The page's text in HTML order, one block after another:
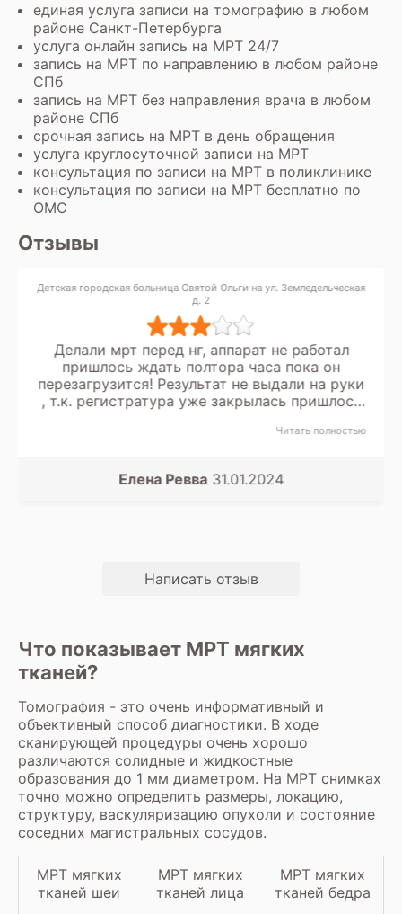
единая услуга записи на томографию в любом
районе Санкт-Петербурга
услуга онлайн запись на МРТ 24/7
запись на МРТ по направлению в любом районе
СПб
запись на МРТ без направления врача в любом
районе СПб
срочная запись на МРТ в день обращения
услуга круглосуточной записи на МРТ
консультация по записи на МРТ в поликлинике
консультация по записи на МРТ бесплатно по
ОМС
Отзывы
Детская городская больница Святой Ольги на ул. Земледельческая
д. 2
Делали мрт перед нг, аппарат не работал
пришлось ждать полтора часа пока он
перезагрузится! Результат не выдали на руки
, т.к. регистратура уже закрылась пришлось
когда же работники соизволят прийти, потом
оформить карту. Но вроде разобрались, но
эта вся бюрократия очень растраивает
Читать полностью
Елена Ревва 31.01.2024
Написать отзыв
Что показывает МРТ мягких
тканей?
Томография - это очень информативный и
объективный способ диагностики. В ходе
сканирующей процедуры очень хорошо
различаются солидные и жидкостные
образования до 1 мм диаметром. На МРТ снимках
точно можно определить размеры, локацию,
структуру, васкуляризацию опухоли и состояние
соседних магистральных сосудов.
МРТ мягких
тканей шеи
МРТ мягких
тканей лица
МРТ мягких
тканей бедра